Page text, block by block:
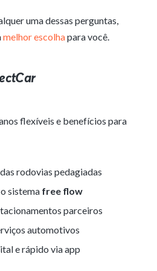
uma dessas perguntas,
melhor escolhapara você.
flexíveis e benefícios para
rodovias pedagiadas
sistema free flow
parceiros
automotivos
e rápido via app